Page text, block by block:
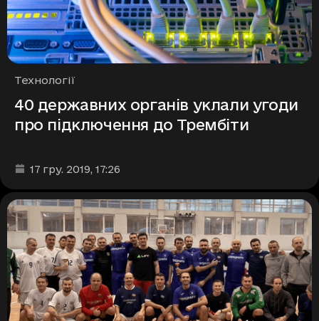
Рубрики
Технології
40 державних органів уклали угоди
про підключення до Трембіти
Дата та час публікації
17 гру. 2019, 17:26